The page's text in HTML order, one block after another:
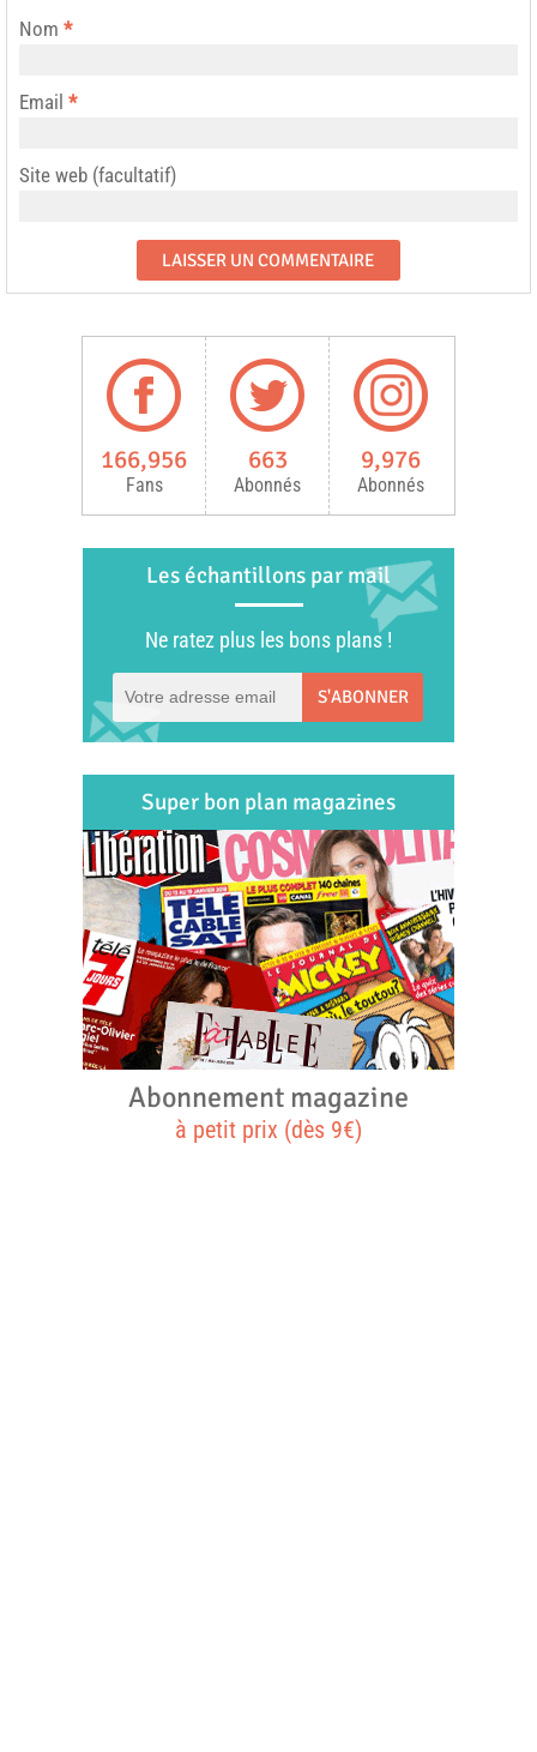
Nom *
Email *
Site web (facultatif)
166,956
Fans
663
Abonnés
9,976
Abonnés
Les échantillons par mail
Ne ratez plus les bons plans !
S'ABONNER
Super bon plan magazines
Abonnement magazine
à petit prix (dès 9€)